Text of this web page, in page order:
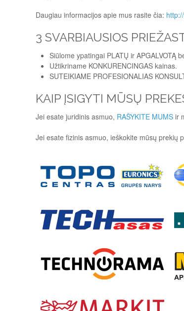
Daugiau informacijos apie mus rasite čia:
3 SVARBIAUSIOS
Siūlome ypatingai PLATŲ ir APGALVOTĄ
Užtikriname KONKURENCINGAS kainas.
SUTEIKIAME PROFESIONALIAS
KAIP ĮSIGYTI MŪSŲ
Jei esate juridinis asmuo, RAŠYKITE MUMS ir
Jei esate fizinis asmuo, ieškokite mūsų prekių